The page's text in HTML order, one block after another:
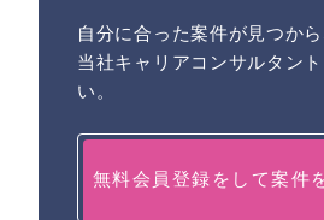
自分に合った案件が見つから
当社キャリアコンサルタン
い。
無料会員登録をして案件